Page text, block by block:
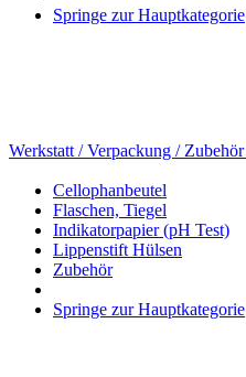
Springe zur Hauptkategorie
Werkstatt / Verpackung / Zubehör
Cellophanbeutel
Flaschen, Tiegel
Indikatorpapier (pH Test)
Lippenstift Hülsen
Zubehör
Springe zur Hauptkategorie